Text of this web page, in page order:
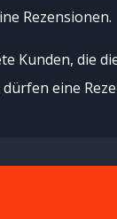
Rezensionen.
Kunden, die
eine